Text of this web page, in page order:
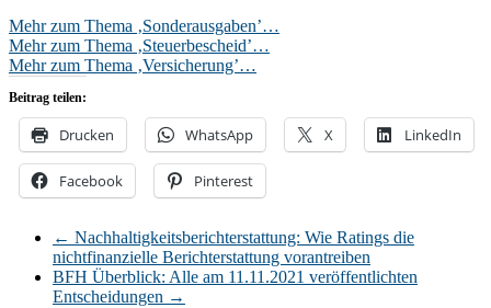
Mehr zum Thema ‚Sonderausgaben’…
Mehr zum Thema ‚Steuerbescheid’…
Mehr zum Thema ‚Versicherung’…
Beitrag teilen:
Drucken WhatsApp X LinkedIn
Facebook Pinterest
← Nachhaltigkeitsberichterstattung: Wie Ratings die
nichtfinanzielle Berichterstattung vorantreiben
BFH Überblick: Alle am 11.11.2021 veröffentlichten
Entscheidungen →